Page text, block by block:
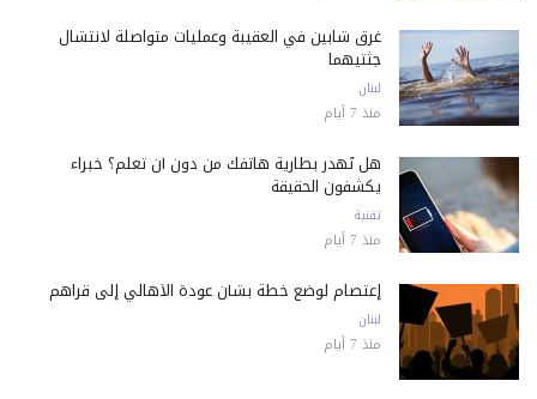
غرق شابين في العقيبة وعمليات متواصلة لانتشال
جثتيهما
لبنان
منذ 7 أيام
هل تُهدر بطارية هاتفك من دون أن تعلم؟ خبراء
يكشفون الحقيقة
تقنية
منذ 7 أيام
إعتصام لوضع خطة بشأن عودة الأهالي إلى قراهم
لبنان
منذ 7 أيام